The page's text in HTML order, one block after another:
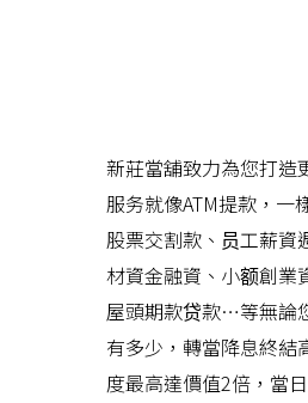
新莊當舖致力為您打造
服务就像ATM提款，一
股票交割款、员工薪資
材資金融資、小额創業
屋頭期款贷款…等無論
有多少，轉當降息終結
度最高達價值2倍，當